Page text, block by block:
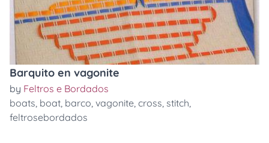
Barquito en vagonite
by Feltros e Bordados
boats, boat, barco, vagonite, cross, stitch,
feltrosebordados